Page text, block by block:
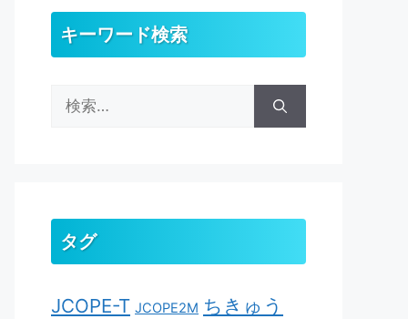
キーワード検索
索:
タグ
JCOPE-T JCOPE2M ちきゅう